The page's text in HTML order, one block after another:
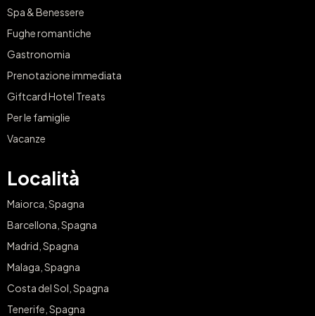
Spa & Benessere
Fughe romantiche
Gastronomia
Prenotazione immediata
Giftcard Hotel Treats
Per le famiglie
Vacanze
Località
Maiorca, Spagna
Barcellona, Spagna
Madrid, Spagna
Malaga, Spagna
Costa del Sol, Spagna
Tenerife, Spagna